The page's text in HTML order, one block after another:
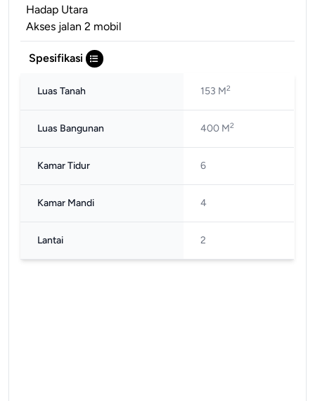
Hadap Utara
Akses jalan 2 mobil
Spesifikasi
Luas Tanah 153 M2
Luas Bangunan 400 M2
Kamar Tidur 6
Kamar Mandi 4
Lantai 2